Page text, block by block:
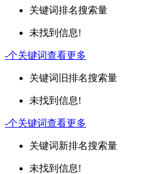
关键词排名搜索量
未找到信息!
-个关键词查看更多
关键词 旧排名搜索量
未找到信息!
-个关键词查看更多
关键词新排名搜索量
未找到信息!